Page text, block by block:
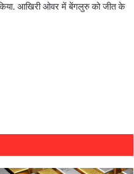
आखिरी ओवर में बेंगलुरु को जीत के